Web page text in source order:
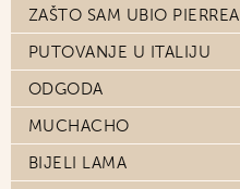
ZAŠTO SAM UBIO PIERREA
PUTOVANJE U ITALIJU
ODGODA
MUCHACHO
BIJELI LAMA